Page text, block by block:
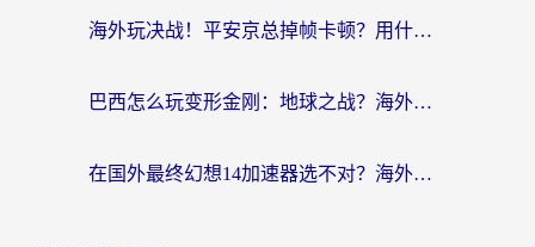
海外玩决战！平安京总掉帧卡顿？用什么加速器比较好？实测指南来了
巴西怎么玩变形金刚：地球之战？海外玩家国服游戏加速终极指南（附新诛仙延迟密室逃脱18解决办法）
在国外最终幻想14加速器选不对？海外玩家的国服游戏加速避坑指南